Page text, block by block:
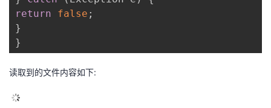
return
false ;
}
}
读取到的文件内容如下: